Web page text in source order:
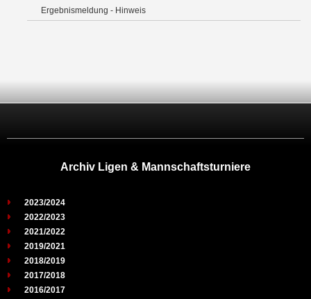
Ergebnismeldung - Hinweis
Archiv Ligen & Mannschaftsturniere
2023/2024
2022/2023
2021/2022
2019/2021
2018/2019
2017/2018
2016/2017